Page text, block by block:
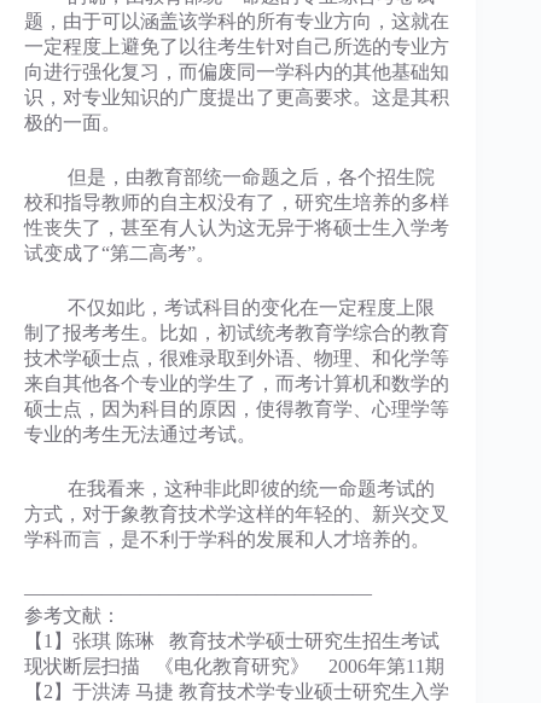
题，由于可以涵盖该学科的所有专业方向，这就在
一定程度上避免了以往考生针对自己所选的专业方
向进行强化复习，而偏废同一学科内的其他基础知
识，对专业知识的广度提出了更高要求。这是其积
极的一面。
但是，由教育部统一命题之后，各个招生院
校和指导教师的自主权没有了，研究生培养的多样
性丧失了，甚至有人认为这无异于将硕士生入学考
试变成了“第二高考”。
不仅如此，考试科目的变化在一定程度上限
制了报考考生。比如，初试统考教育学综合的教育
技术学硕士点，很难录取到外语、物理、和化学等
来自其他各个专业的学生了，而考计算机和数学的
硕士点，因为科目的原因，使得教育学、心理学等
专业的考生无法通过考试。
在我看来，这种非此即彼的统一命题考试的
方式，对于象教育技术学这样的年轻的、新兴交叉
学科而言，是不利于学科的发展和人才培养的。
——————————————————
参考文献：
【1】张琪 陈琳 教育技术学硕士研究生招生考试
现状断层扫描 《电化教育研究》 2006年第11期
【2】于洪涛 马捷 教育技术学专业硕士研究生入学